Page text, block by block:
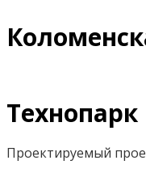
Технопарк
Проектируемый